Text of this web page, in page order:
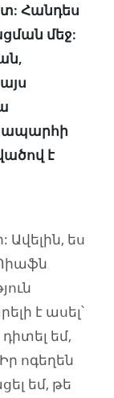
Հանդես
մեջ:
է
ես
է ասել՝
եմ,
ոգեղեն
եմ, թե